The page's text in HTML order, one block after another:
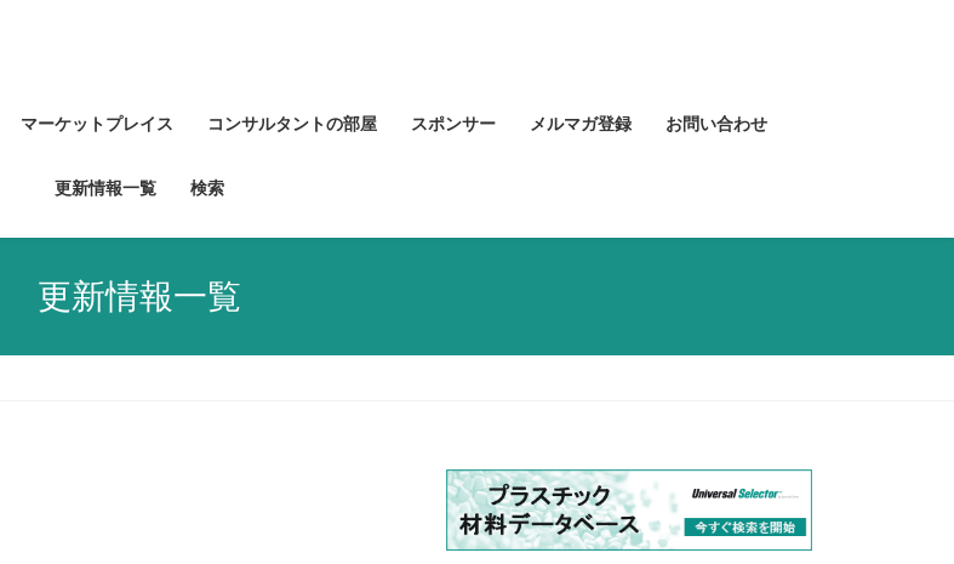
マーケットプレイス コンサルタントの部屋 スポンサー メルマガ登録 お問い合わせ
更新情報一覧 検索
更新情報一覧